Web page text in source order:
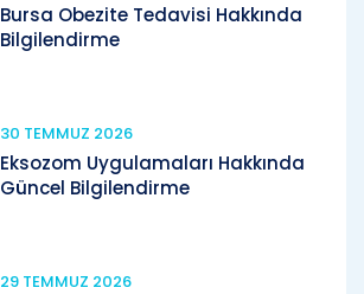
Bursa Obezite Tedavisi Hakkında
Bilgilendirme
30 TEMMUZ 2026
Eksozom Uygulamaları Hakkında
Güncel Bilgilendirme
29 TEMMUZ 2026